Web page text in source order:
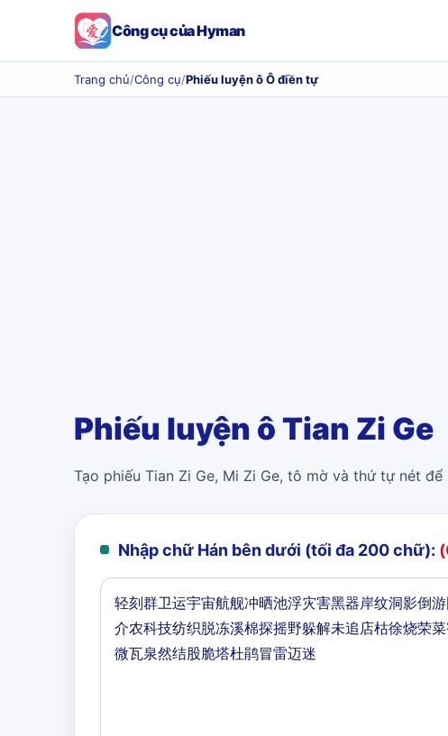
Công cụ của Hyman
Trang chủ/Công cụ/Phiếu luyện ô Ô điền tự
Phiếu luyện ô Tian Zi Ge
Tạo phiếu Tian Zi Ge, Mi Zi Ge, tô mờ và thứ tự nét
Nhập chữ Hán bên dưới (tối đa 200 chữ):